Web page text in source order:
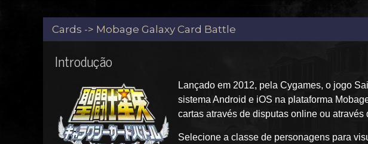
Cards -> Mobage Galaxy Card Battle
Introdução
Lançado em 2012, pela Cygames, o jogo
sistema Android e iOS na plataforma
cartas através de disputas online ou
Selecione a classe de personagens para